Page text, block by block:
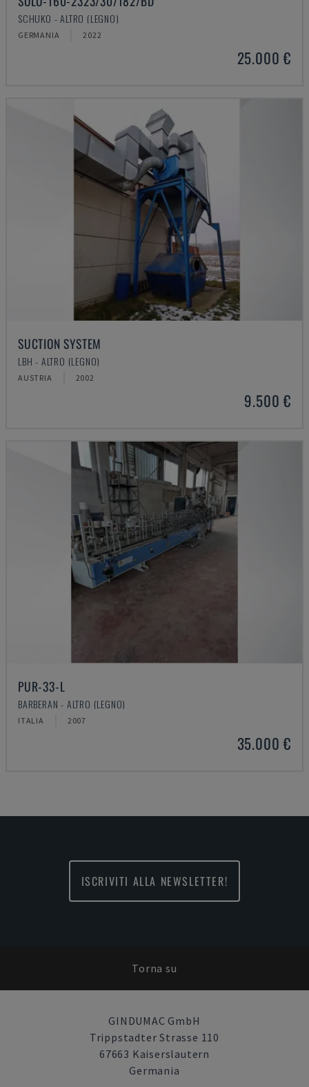
SCHUKO - ALTRO (LEGNO)
GERMANIA 2022
25.000 €
SUCTION SYSTEM
LBH - ALTRO (LEGNO)
AUSTRIA 2002
9.500 €
PUR-33-L
BARBERAN - ALTRO (LEGNO)
ITALIA 2007
35.000 €
ISCRIVITI ALLA NEWSLETTER!
Torna su
GINDUMAC GmbH
Trippstadter Strasse 110
67663 Kaiserslautern
Germania